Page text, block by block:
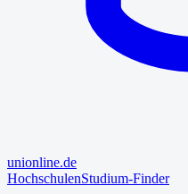
unionline.de
HochschulenStudium-Finder